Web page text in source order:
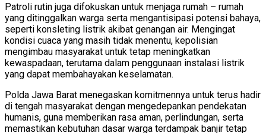
Patroli rutin juga difokuskan untuk menjaga rumah – rumah
yang ditinggalkan warga serta mengantisipasi potensi bahaya,
seperti konsleting listrik akibat genangan air. Mengingat
kondisi cuaca yang masih tidak menentu, kepolisian
mengimbau masyarakat untuk tetap meningkatkan
kewaspadaan, terutama dalam penggunaan instalasi listrik
yang dapat membahayakan keselamatan.
Polda Jawa Barat menegaskan komitmennya untuk terus hadir
di tengah masyarakat dengan mengedepankan pendekatan
humanis, guna memberikan rasa aman, perlindungan, serta
memastikan kebutuhan dasar warga terdampak banjir tetap